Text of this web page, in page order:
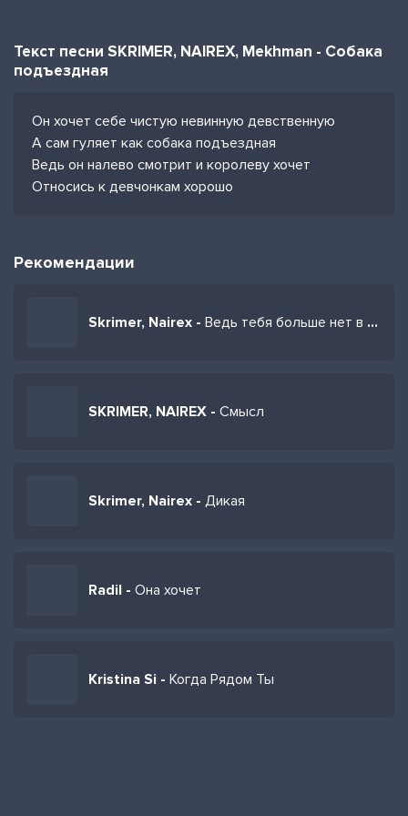
Текст песни SKRIMER, NAIREX, Mekhman - Собака
подъездная
Он хочет себе чистую невинную девственную
А сам гуляет как собака подъездная
Ведь он налево смотрит и королеву хочет
Относись к девчонкам хорошо
Рекомендации
Skrimer, Nairex - Ведь тебя больше нет в моей пустой голове
SKRIMER, NAIREX - Смысл
Skrimer, Nairex - Дикая
Radil - Она хочет
Kristina Si - Когда Рядом Ты